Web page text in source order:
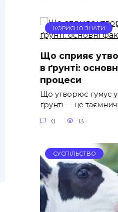
КОРИСНО ЗНАТИ
Що сприяє
в ґрунті:
процеси
Що утворює гумус у
ґрунті — це
0 13
СУСПІЛЬСТВО